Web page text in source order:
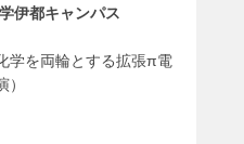
伊都キャンパス
学を両輪とする拡張π電